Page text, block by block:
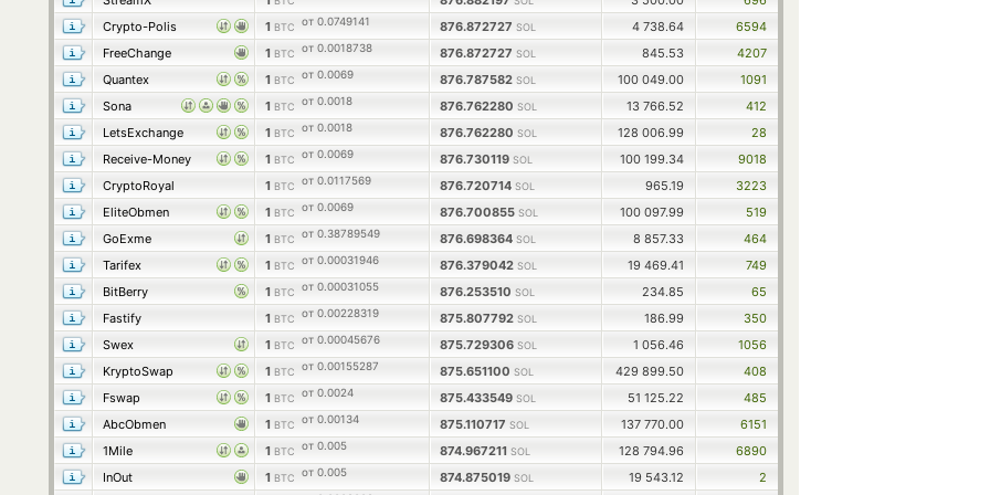
Crypto-Polis
1 BTC от 0.0749141 876.872727 SOL 4 738.64
6594
FreeChange
1 BTC от 0.0018738 876.872727 SOL 845.53
4207
Quantex
1 BTC от 0.0069 876.787582 SOL 100 049.00
1091
Sona
1 BTC от 0.0018 876.762280 SOL 13 766.52
412
LetsExchange
1 BTC от 0.0018 876.762280 SOL 128 006.99
28
Receive-Money
1 BTC от 0.0069 876.730119 SOL 100 199.34
9018
CryptoRoyal
1 BTC от 0.0117569 876.720714 SOL 965.19
3223
EliteObmen
1 BTC от 0.0069 876.700855 SOL 100 097.99
519
GoExme
1 BTC от 0.38789549 876.698364 SOL 8 857.33
464
Tarifex
1 BTC от 0.00031946 876.379042 SOL 19 469.41
749
BitBerry
1 BTC от 0.00031055 876.253510 SOL 234.85
65
Fastify
1 BTC от 0.00228319 875.807792 SOL 186.99
350
Swex
1 BTC от 0.00045676 875.729306 SOL 1 056.46
1056
KryptoSwap
1 BTC от 0.00155287 875.651100 SOL 429 899.50
408
Fswap
1 BTC от 0.0024 875.433549 SOL 51 125.22
485
AbcObmen
1 BTC от 0.00134 875.110717 SOL 137 770.00
6151
1Mile
1 BTC от 0.005 874.967211 SOL 128 794.96
6890
InOut
1 BTC от 0.005 874.875019 SOL 19 543.12 2